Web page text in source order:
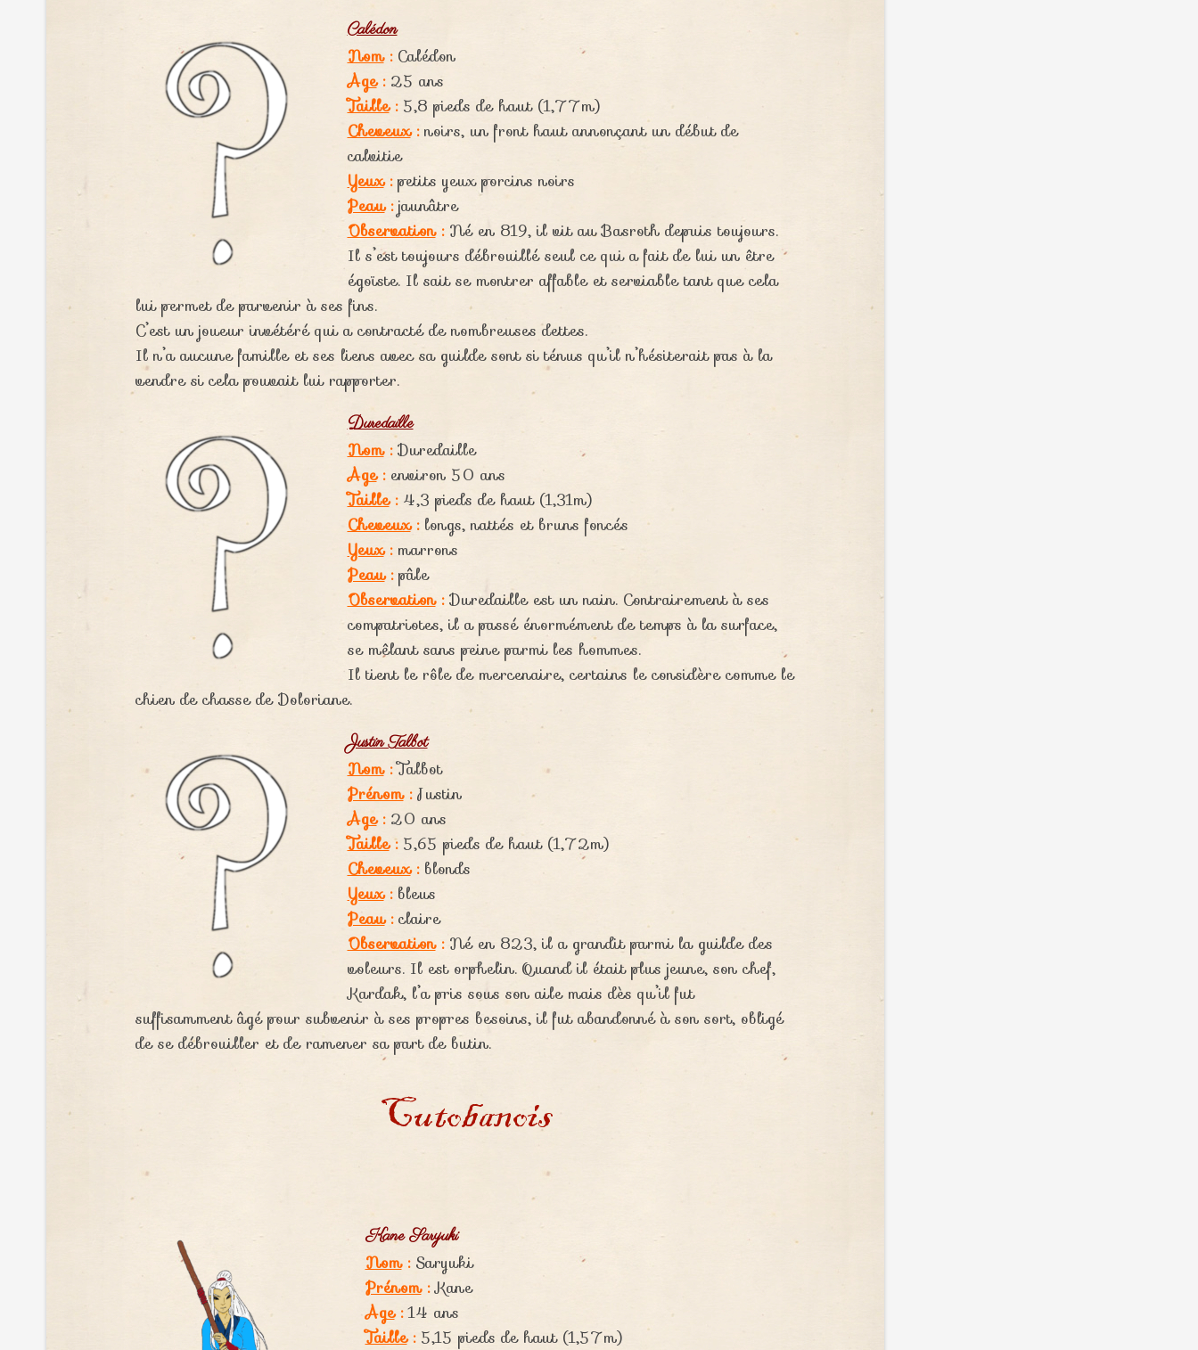
Calédon
Nom:Calédon
Age:25 ans
Taille:5,8 pieds de haut (1,77m)
Cheveux:noirs, un front haut annonçant un début de
calvitie
Yeux:petits yeux porcins noirs
Peau:jaunâtre
Observation:Né en 819, il vit au Basroth depuis toujours.
Il s’est toujours débrouillé seul ce qui a fait de lui un être
égoïste. Il sait se montrer affable et serviable tant que cela
lui permet de parvenir à ses fins.
C’est un joueur invétéré qui a contracté de nombreuses dettes.
Il n’a aucune famille et ses liens avec sa guilde sont si ténus qu’il n’hésiterait pas à la
vendre si cela pouvait lui rapporter.
Duredaille
Nom:Duredaille
Age:environ 50 ans
Taille:4,3 pieds de haut (1,31m)
Cheveux:longs, nattés et bruns foncés
Yeux:marrons
Peau:pâle
Observation:Duredaille est un nain. Contrairement à ses
compatriotes, il a passé énormément de temps à la surface,
se mêlant sans peine parmi les hommes.
Il tient le rôle de mercenaire, certains le considère comme le
chien de chasse de Doloriane.
Justin Talbot
Nom:Talbot
Prénom:Justin
Age:20 ans
Taille:5,65 pieds de haut (1,72m)
Cheveux:blonds
Yeux:bleus
Peau:claire
Observation:Né en 823, il a grandit parmi la guilde des
voleurs. Il est orphelin. Quand il était plus jeune, son chef,
Kardak, l’a pris sous son aile mais dès qu’il fut
suffisamment âgé pour subvenir à ses propres besoins, il fut abandonné à son sort, obligé
de se débrouiller et de ramener sa part de butin.
Kane Saryuki
Nom:Saryuki
Prénom:Kane
Age:14 ans
Taille:5,15 pieds de haut (1,57m)